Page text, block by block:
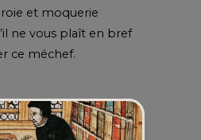
et moquerie
ne vous plaît en bref
ce méchef.
à la collection